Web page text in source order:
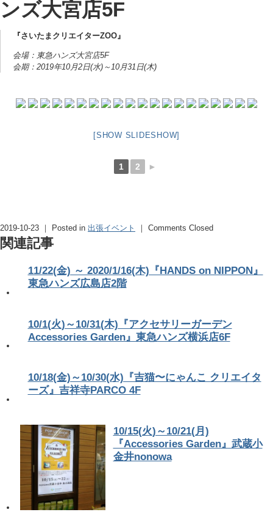
ンズ大宮店5F
『さいたまクリエイターZOO』
会場：東急ハンズ大宮店5F
会期：2019年10月2日(水)～10月31日(木)
[SHOW SLIDESHOW]
1 2 ►
2019-10-23 ｜ Posted in 出張イベント ｜ Comments Closed
関連記事
11/22(金) ～ 2020/1/16(木)『HANDS on NIPPON』
東急ハンズ広島店2階
10/1(火)～10/31(木)『アクセサリーガーデン
Accessories Garden』東急ハンズ横浜店6F
10/18(金)～10/30(水)『吉猫〜にゃんこ クリエイタ
ーズ』吉祥寺PARCO 4F
10/15(火)～10/21(月)
『Accessories Garden』武蔵小
金井nonowa